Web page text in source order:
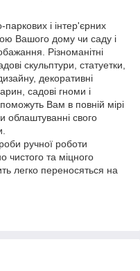
і інтер'єрних
Вашого дому чи саду і
Різноманітні
скульптури, статуетки,
декоративні
садові гноми і
Вам в повній мірі
облаштуванні свого
ручної роботи
чистого та міцного
легко переносяться на